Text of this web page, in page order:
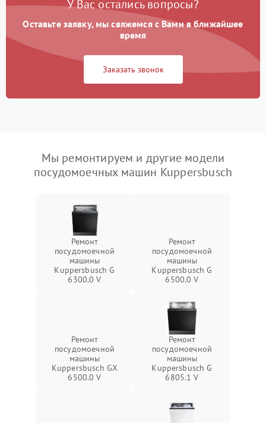
У Вас остались вопросы?
Оставьте заявку, мы свяжемся с Вами в ближайшее
время
Заказать звонок
Мы ремонтируем и другие модели
посудомоечных машин Kuppersbusch
Ремонт
посудомоечной
машины
Kuppersbusch G
6300.0 V
Ремонт
посудомоечной
машины
Kuppersbusch G
6500.0 V
Ремонт
посудомоечной
машины
Kuppersbusch GX
6500.0 V
Ремонт
посудомоечной
машины
Kuppersbusch G
6805.1 V